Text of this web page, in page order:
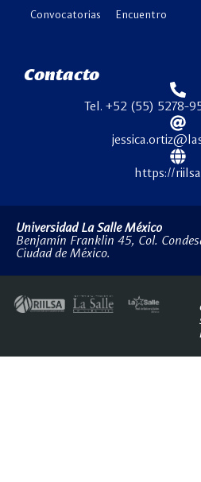
Convocatorias Encuentro
Contacto
Tel. +52 (55) 5278-
https://
Universidad La Salle México
Benjamín Franklin 45, Col.
Ciudad de México.